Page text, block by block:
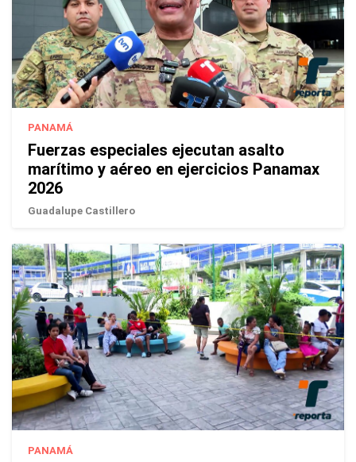
PANAMÁ
Fuerzas especiales ejecutan asalto
marítimo y aéreo en ejercicios Panamax
2026
Guadalupe Castillero
PANAMÁ